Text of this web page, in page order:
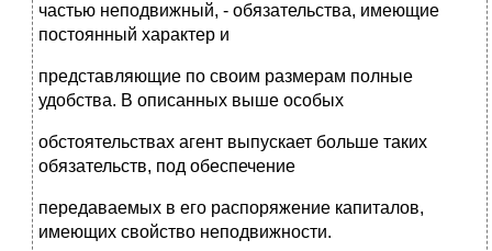
частью неподвижный, - обязательства, имеющие
постоянный характер и
представляющие по своим размерам полные
удобства. В описанных выше особых
обстоятельствах агент выпускает больше таких
обязательств, под обеспечение
передаваемых в его распоряжение капиталов,
имеющих свойство неподвижности.